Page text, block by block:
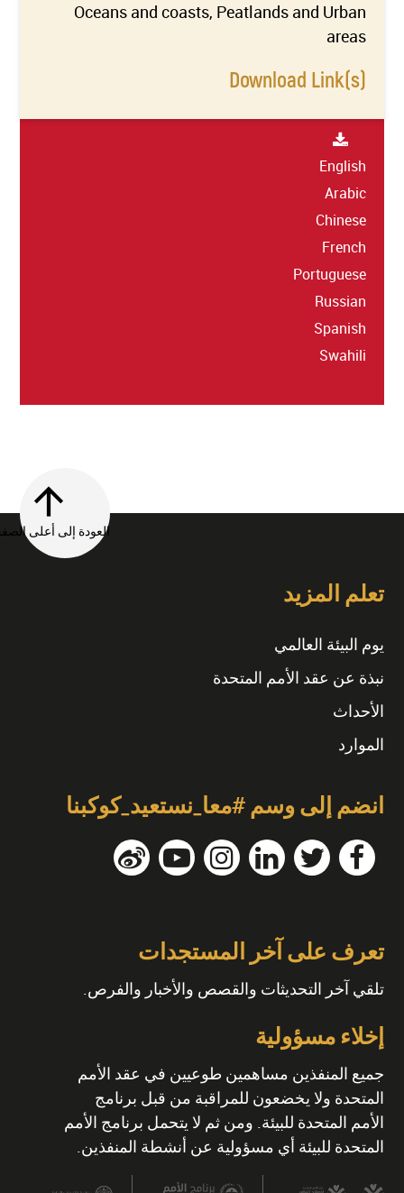
Oceans and coasts, Peatlands and Urban
areas
Download Link(s)
English
Arabic
Chinese
French
Portuguese
Russian
Spanish
Swahili
العودة إلى أعلى الصفحة
تعلم المزيد
يوم البيئة العالمي
نبذة عن عقد الأمم المتحدة
الأحداث
الموارد
انضم إلى وسم #معا_نستعيد_كوكبنا
تعرف على آخر المستجدات
تلقي آخر التحديثات والقصص والأخبار والفرص.
إخلاء مسؤولية
جميع المنفذين مساهمين طوعيين في عقد الأمم
المتحدة ولا يخضعون للمراقبة من قبل برنامج
الأمم المتحدة للبيئة. ومن ثم لا يتحمل برنامج الأمم
المتحدة للبيئة أي مسؤولية عن أنشطة المنفذين.